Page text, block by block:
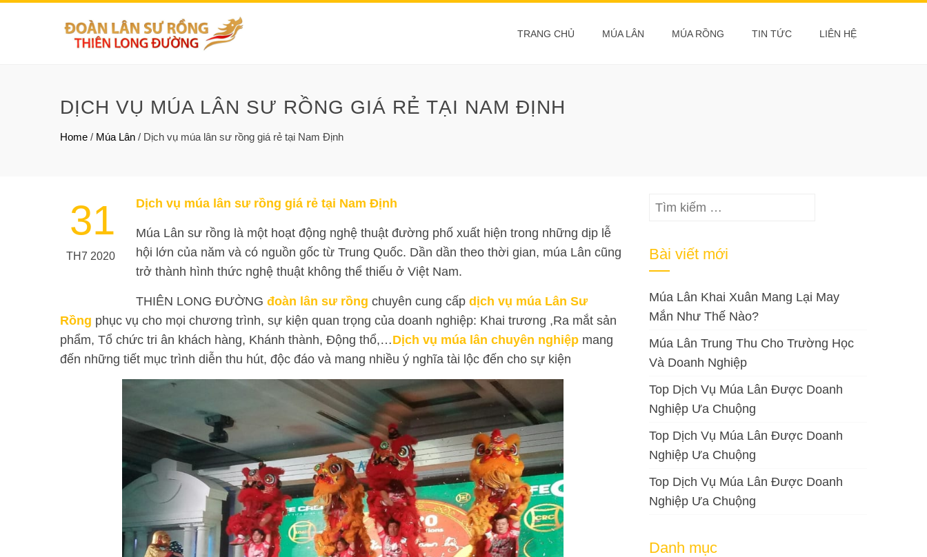
TRANG CHỦ MÚA LÂN MÚA RỒNG TIN TỨC LIÊN HỆ
DỊCH VỤ MÚA LÂN SƯ RỒNG GIÁ RẺ TẠI NAM ĐỊNH
Home / Múa Lân / Dịch vụ múa lân sư rồng giá rẻ tại Nam Định
31
TH7 2020
Dịch vụ múa lân sư rồng giá rẻ tại Nam Định
Múa Lân sư rồng là một hoạt động nghệ thuật đường phố xuất hiện trong những dịp lễ
hội lớn của năm và có nguồn gốc từ Trung Quốc. Dần dần theo thời gian, múa Lân cũng
trở thành hình thức nghệ thuật không thể thiếu ở Việt Nam.
THIÊN LONG ĐƯỜNG đoàn lân sư rồng chuyên cung cấp dịch vụ múa Lân Sư
Rồng phục vụ cho mọi chương trình, sự kiện quan trọng của doanh nghiệp: Khai trương ,Ra mắt sản
phẩm, Tổ chức tri ân khách hàng, Khánh thành, Động thổ,…Dịch vụ múa lân chuyên nghiệp mang
đến những tiết mục trình diễn thu hút, độc đáo và mang nhiều ý nghĩa tài lộc đến cho sự kiện
Tìm
Bài viết mới
Múa Lân Khai Xuân Mang Lại May
Mắn Như Thế Nào?
Múa Lân Trung Thu Cho Trường Học
Và Doanh Nghiệp
Top Dịch Vụ Múa Lân Được Doanh
Nghiệp Ưa Chuộng
Top Dịch Vụ Múa Lân Được Doanh
Nghiệp Ưa Chuộng
Top Dịch Vụ Múa Lân Được Doanh
Nghiệp Ưa Chuộng
Danh mục